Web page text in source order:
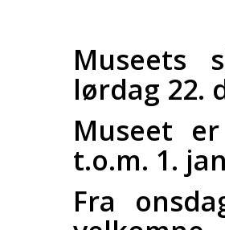
Museets
lørdag 22.
Museet
t.o.m. 1.
Fra